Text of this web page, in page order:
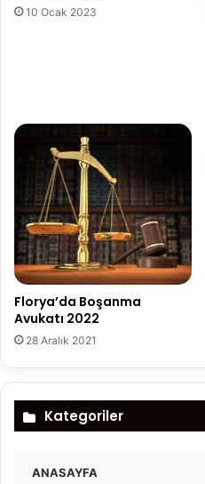
10 Ocak 2023
Florya’da Boşanma
Avukatı 2022
28 Aralık 2021
Kategoriler
ANASAYFA